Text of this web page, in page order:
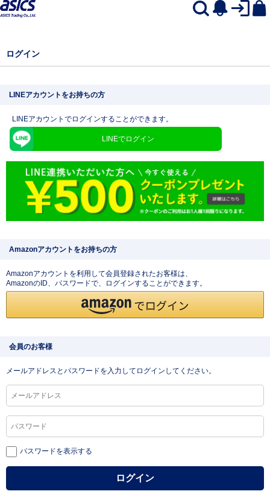
ログイン
LINEアカウントをお持ちの方
LINEアカウントでログインすることができます。
LINEでログイン
Amazonアカウントをお持ちの方
Amazonアカウントを利用して会員登録されたお客様は、
AmazonのID、パスワードで、ログインすることができます。
会員のお客様
メールアドレスとパスワードを入力してログインしてください。
パスワードを表示する